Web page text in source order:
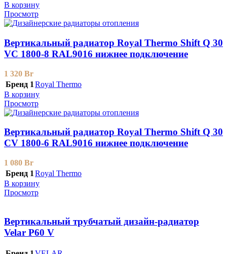
В корзину
Просмотр
Вертикальный радиатор Royal Thermo Shift Q 30
VС 1800-8 RAL9016 нижнее подключение
1 320 Br
Бренд 1 Royal Thermo
В корзину
Просмотр
Вертикальный радиатор Royal Thermo Shift Q 30
CV 1800-6 RAL9016 нижнее подключение
1 080 Br
Бренд 1 Royal Thermo
В корзину
Просмотр
Вертикальный трубчатый дизайн-радиатор
Velar P60 V